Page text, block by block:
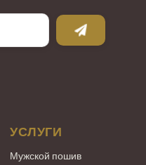
УСЛУГИ
Мужской пошив